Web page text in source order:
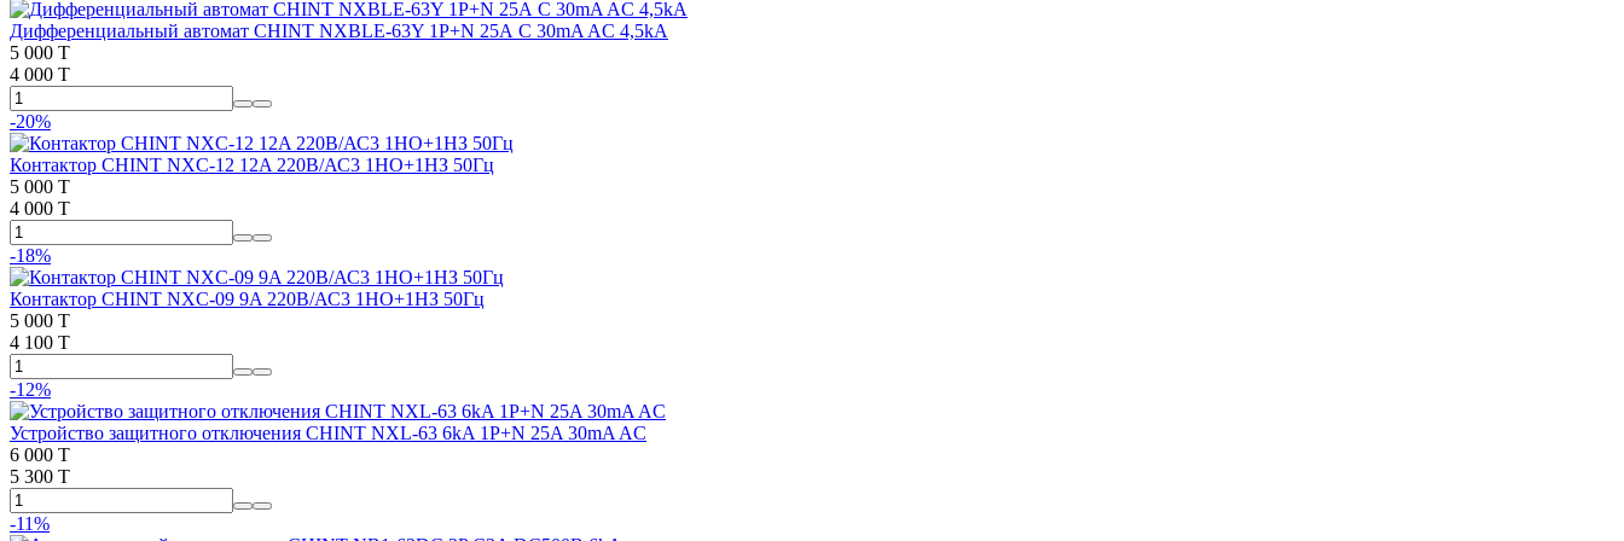
Дифференциальный автомат CHINT NXBLE-63Y 1P+N 25А C 30mA AC 4,5kA
5 000 T
4 000 T
-20%
Контактор CHINT NXC-12 12A 220В/АС3 1НО+1НЗ 50Гц
5 000 T
4 000 T
-18%
Контактор CHINT NXC-09 9A 220В/АС3 1НО+1НЗ 50Гц
5 000 T
4 100 T
-12%
Устройство защитного отключения CHINT NXL-63 6kA 1P+N 25A 30mA AC
6 000 T
5 300 T
-11%